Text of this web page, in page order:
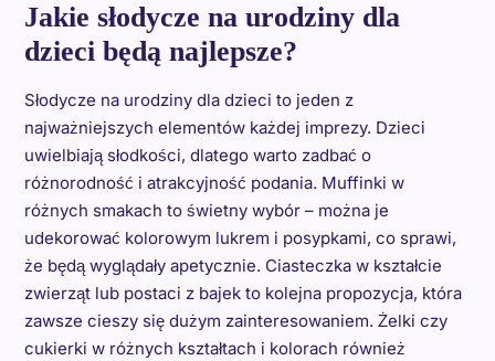
Jakie słodycze na urodziny dla
dzieci będą najlepsze?
Słodycze na urodziny dla dzieci to jeden z
najważniejszych elementów każdej imprezy. Dzieci
uwielbiają słodkości, dlatego warto zadbać o
różnorodność i atrakcyjność podania. Muffinki w
różnych smakach to świetny wybór – można je
udekorować kolorowym lukrem i posypkami, co sprawi,
że będą wyglądały apetycznie. Ciasteczka w kształcie
zwierząt lub postaci z bajek to kolejna propozycja, która
zawsze cieszy się dużym zainteresowaniem. Żelki czy
cukierki w różnych kształtach i kolorach również